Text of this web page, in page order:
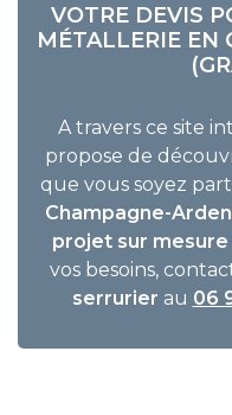
VOTRE DEVIS
MÉTALLERIE EN
A travers ce site
propose de
que vous soyez
Champagne-
projet sur mesure
vos besoins,
serrurier au 06